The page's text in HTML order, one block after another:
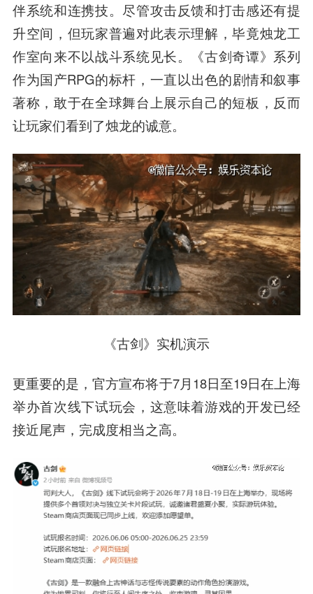
伴系统和连携技。尽管攻击反馈和打击感还有提
升空间，但玩家普遍对此表示理解，毕竟烛龙工
作室向来不以战斗系统见长。《古剑奇谭》系列
作为国产RPG的标杆，一直以出色的剧情和叙事
著称，敢于在全球舞台上展示自己的短板，反而
让玩家们看到了烛龙的诚意。
《古剑》实机演示
更重要的是，官方宣布将于7月18日至19日在上海
举办首次线下试玩会，这意味着游戏的开发已经
接近尾声，完成度相当之高。